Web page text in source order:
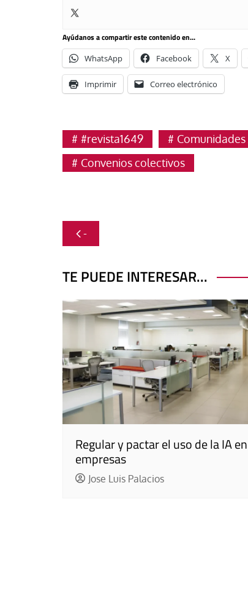
Ayúdanos a compartir este contenido en...
WhatsApp Facebook X
Imprimir Correo electrónico
#revista1649
Convenios colectivos
Navegación
de -
TE PUEDE INTERESAR...
Regular y pactar el uso de la IA
empresas
Jose Luis Palacios